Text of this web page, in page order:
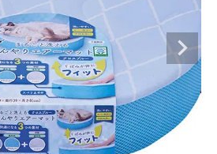
person 新規会員登録